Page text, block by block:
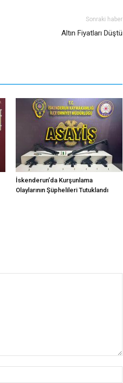
Sonraki haber
Altın Fiyatları Düştü
İskenderun’da Kurşunlama
Olaylarının Şüphelileri Tutuklandı